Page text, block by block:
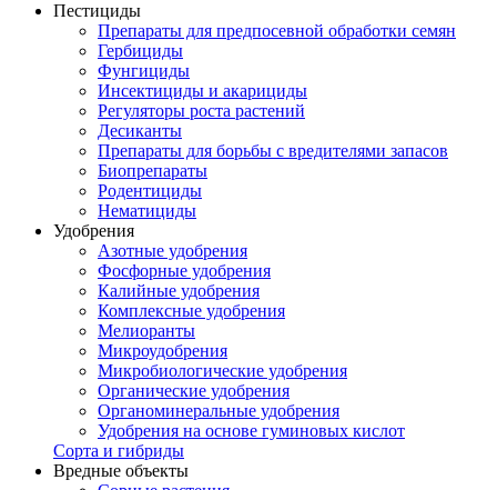
Пестициды
Препараты для предпосевной обработки семян
Гербициды
Фунгициды
Инсектициды и акарициды
Регуляторы роста растений
Десиканты
Препараты для борьбы с вредителями запасов
Биопрепараты
Родентициды
Нематициды
Удобрения
Азотные удобрения
Фосфорные удобрения
Калийные удобрения
Комплексные удобрения
Мелиоранты
Микроудобрения
Микробиологические удобрения
Органические удобрения
Органоминеральные удобрения
Удобрения на основе гуминовых кислот
Сорта и гибриды
Вредные объекты